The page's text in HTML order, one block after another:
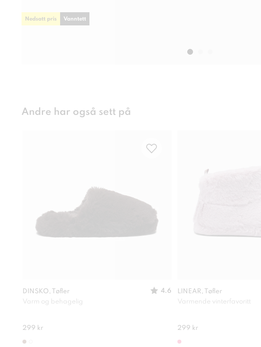
Nedsatt pris Vanntett
Andre har også sett på
DINSKO, Tøfler
4.6
Varm og behagelig
299 kr
LINEAR, Tøfler
Varmende vinterfavoritt
299 kr